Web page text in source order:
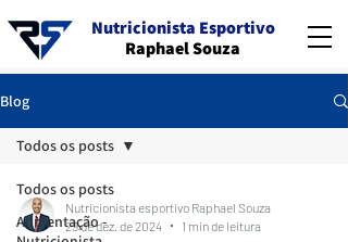
Nutricionista Esportivo
Raphael Souza
Blog
Todos os posts
Alimentação -
Todos os posts
Nutricionista esportivo Raphael Souza
29 de dez. de 2024
1 min de leitura